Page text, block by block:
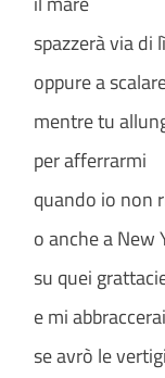
spazzerà via di
oppure a
mentre tu
per afferrarmi
quando io non
o anche a New
su quei
e mi
se avrò le